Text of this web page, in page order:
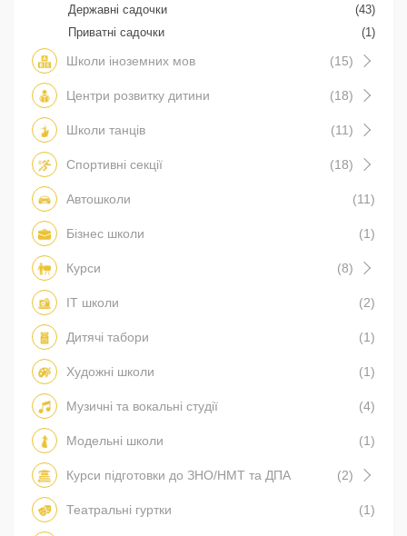
Державні садочки
(43)
Приватні садочки
(1)
Школи іноземних мов (15)
Центри розвитку дитини (18)
Школи танців (11)
Спортивні секції (18)
Автошколи (11)
Бізнес школи (1)
Курси (8)
IT школи (2)
Дитячі табори (1)
Художні школи (1)
Музичні та вокальні студії (4)
Модельні школи (1)
Курси підготовки до ЗНО/НМТ та ДПА (2)
Театральні гуртки (1)